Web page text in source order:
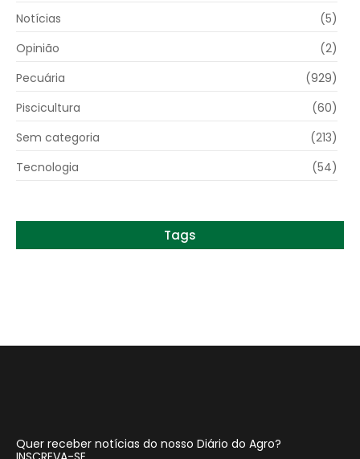
Notícias
(5)
Opinião
(2)
Pecuária
(929)
Piscicultura
(60)
Sem categoria
(213)
Tecnologia
(54)
Tags
Quer receber notícias do nosso Diário do Agro?